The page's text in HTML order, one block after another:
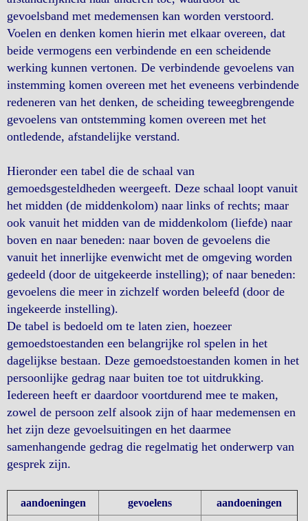
gevoelsband met medemensen kan worden verstoord.
Voelen en denken komen hierin met elkaar overeen, dat
beide vermogens een verbindende en een scheidende
werking kunnen vertonen. De verbindende gevoelens van
instemming komen overeen met het eveneens verbindende
redeneren van het denken, de scheiding teweegbrengende
gevoelens van ontstemming komen overeen met het
ontledende, afstandelijke verstand.
Hieronder een tabel die de schaal van
gemoedsgesteldheden weergeeft. Deze schaal loopt vanuit
het midden (de middenkolom) naar links of rechts; maar
ook vanuit het midden van de middenkolom (liefde) naar
boven en naar beneden: naar boven de gevoelens die
vanuit het innerlijke evenwicht met de omgeving worden
gedeeld (door de uitgekeerde instelling); of naar beneden:
gevoelens die meer in zichzelf worden beleefd (door de
ingekeerde instelling).
De tabel is bedoeld om te laten zien, hoezeer
gemoedstoestanden een belangrijke rol spelen in het
dagelijkse bestaan. Deze gemoedstoestanden komen in het
persoonlijke gedrag naar buiten toe tot uitdrukking.
Iedereen heeft er daardoor voortdurend mee te maken,
zowel de persoon zelf alsook zijn of haar medemensen en
het zijn deze gevoelsuitingen en het daarmee
samenhangende gedrag die regelmatig het onderwerp van
gesprek zijn.
aandoeningen gevoelens aandoeningen